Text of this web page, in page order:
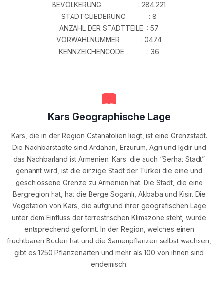
BEVÖLKERUNG : 284.221
STADTGLIEDERUNG : 8
ANZAHL DER STADTTEILE : 57
VORWAHLNUMMER : 0474
KENNZEICHENCODE : 36
Kars Geographische Lage
Kars, die in der Region Ostanatolien liegt, ist eine Grenzstadt.
Die Nachbarstädte sind Ardahan, Erzurum, Agri und Igdir und
das Nachbarland ist Armenien. Kars, die auch “Serhat Stadt”
genannt wird, ist die einzige Stadt der Türkei die eine und
geschlossene Grenze zu Armenien hat. Die Stadt, die eine
Bergregion hat, hat die Berge Soganlı, Akbaba und Kisir. Die
Vegetation von Kars, die aufgrund ihrer geografischen Lage
unter dem Einfluss der terrestrischen Klimazone steht, wurde
entsprechend geformt. In der Region, welches einen
fruchtbaren Boden hat und die Samenpflanzen selbst wachsen,
gibt es 1250 Pflanzenarten und mehr als 100 von ihnen sind
endemisch.